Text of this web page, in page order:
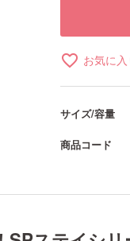
favorite_border お気に
サイズ/容量
商品コード